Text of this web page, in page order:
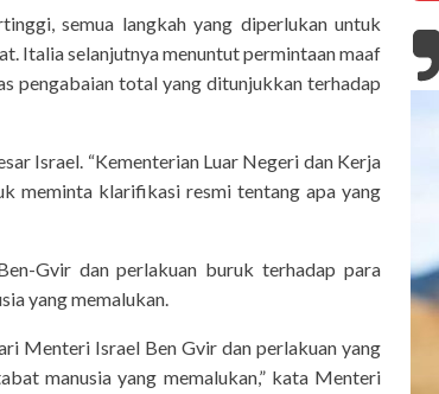
semua langkah yang diperlukan untuk
Italia selanjutnya menuntut permintaan maaf
pengabaian total yang ditunjukkan terhadap
Israel. “Kementerian Luar Negeri dan Kerja
meminta klarifikasi resmi tentang apa yang
Gvir dan perlakuan buruk terhadap para
yang memalukan.
Menteri Israel Ben Gvir dan perlakuan yang
manusia yang memalukan,” kata Menteri